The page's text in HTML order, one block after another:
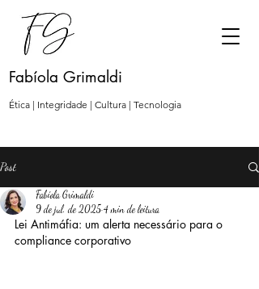
Fabíola Grimaldi
Ética | Integridade | Cultura | Tecnologia
Post
Fabíola Grimaldi
9 de jul. de 2025 4 min de leitura
Lei Antimáfia: um alerta necessário para o
compliance corporativo